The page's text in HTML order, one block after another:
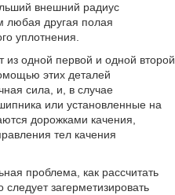
внешний радиус
любая другая полая
уплотнения.
одной первой и одной второй
этих деталей
сила, и, в случае
или установленные на
дорожками качения,
тел качения
проблема, как рассчитать
загерметизировать